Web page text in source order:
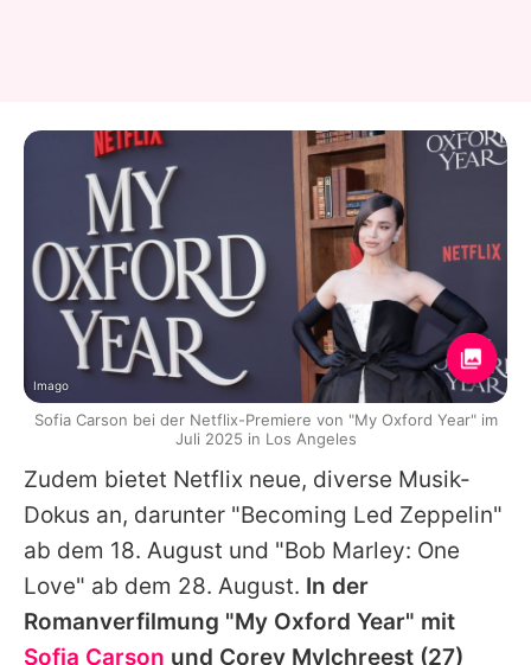
Zudem bietet Netflix neue, diverse Musik-
Dokus an, darunter "Becoming Led Zeppelin"
ab dem 18. August und "Bob Marley: One
Love" ab dem 28. August. In der
Romanverfilmung "My Oxford Year" mit
Sofia Carson und Corey Mylchreest (27)
Imago
Sofia Carson bei der Netflix-Premiere von "My Oxford Year" im
Juli 2025 in Los Angeles